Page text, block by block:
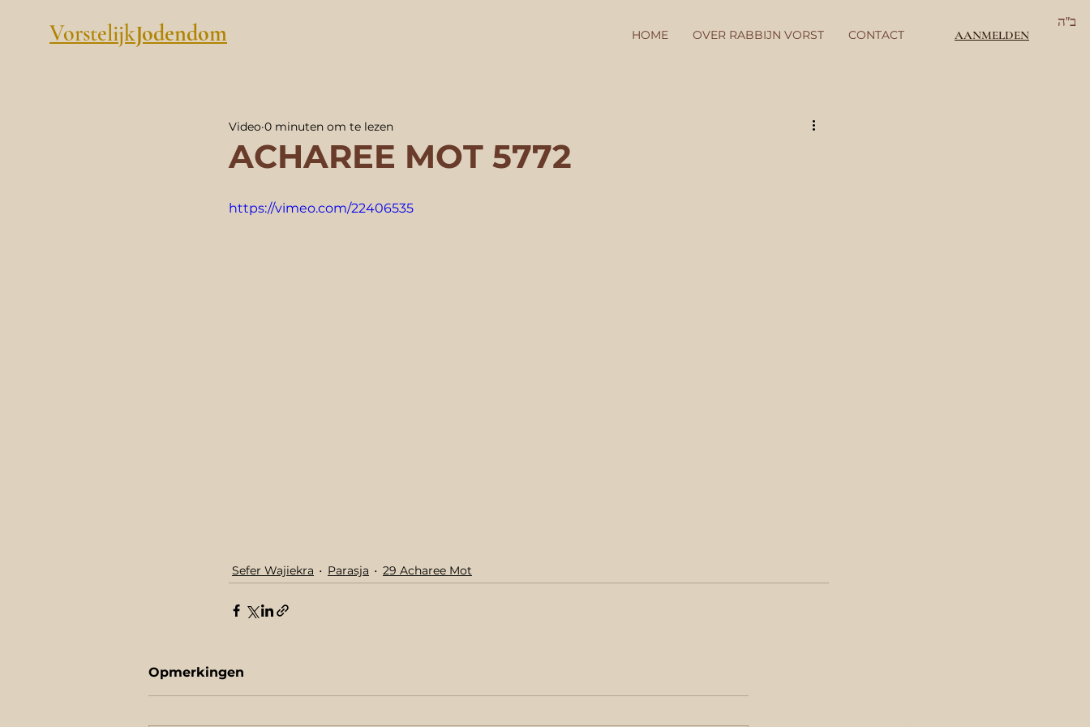
VorstelijkJodendom HOME OVER RABBIJN VORST CONTACT AANMELDEN
ב"ה
ACHAREE MOT 5772
Video 0 minuten om te lezen
https://vimeo.com/22406535
Sefer Wajiekra Parasja 29 Acharee Mot
Opmerkingen